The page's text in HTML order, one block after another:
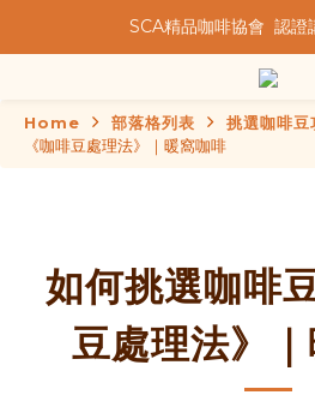
★★歡迎來到暖窩
SCA精品咖啡協會  認證
★★歡迎來到暖窩
Home 部落格列表 挑選咖啡豆
《咖啡豆處理法》｜暖窩咖啡
如何挑選咖啡
豆處理法》